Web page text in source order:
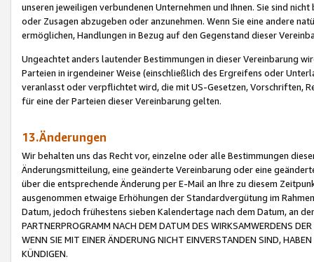
unseren jeweiligen verbundenen Unternehmen und Ihnen. Sie sind
oder Zusagen abzugeben oder anzunehmen. Wenn Sie eine andere
ermöglichen, Handlungen in Bezug auf den Gegenstand dieser
Ungeachtet anders lautender Bestimmungen in dieser Vereinbarung
Parteien in irgendeiner Weise (einschließlich des Ergreifens oder
veranlasst oder verpflichtet wird, die mit US-Gesetzen, Vorschriften,
für eine der Parteien dieser Vereinbarung gelten.
13.Änderungen
Wir behalten uns das Recht vor, einzelne oder alle Bestimmungen
Änderungsmitteilung, eine geänderte Vereinbarung oder eine
über die entsprechende Änderung per E-Mail an Ihre zu diesem
ausgenommen etwaige Erhöhungen der Standardvergütung im
Datum, jedoch frühestens sieben Kalendertage nach dem Datum, an
PARTNERPROGRAMM NACH DEM DATUM DES WIRKSAMWERDENS
WENN SIE MIT EINER ÄNDERUNG NICHT EINVERSTANDEN SIND,
KÜNDIGEN.